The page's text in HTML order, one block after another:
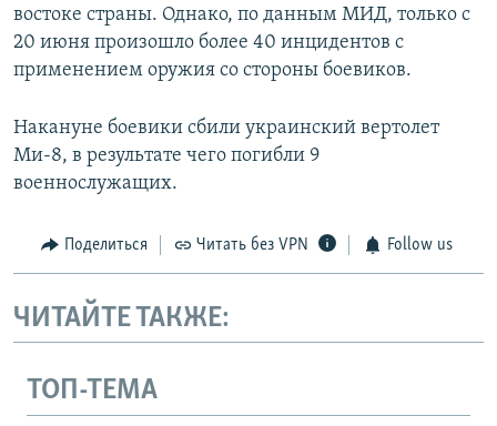
востоке страны. Однако, по данным МИД, только с
20 июня произошло более 40 инцидентов с
применением оружия со стороны боевиков.
Накануне боевики сбили украинский вертолет
Ми-8, в результате чего погибли 9
военнослужащих.
Поделиться Читать без VPN Follow us
ЧИТАЙТЕ ТАКЖЕ:
ТОП-ТЕМА